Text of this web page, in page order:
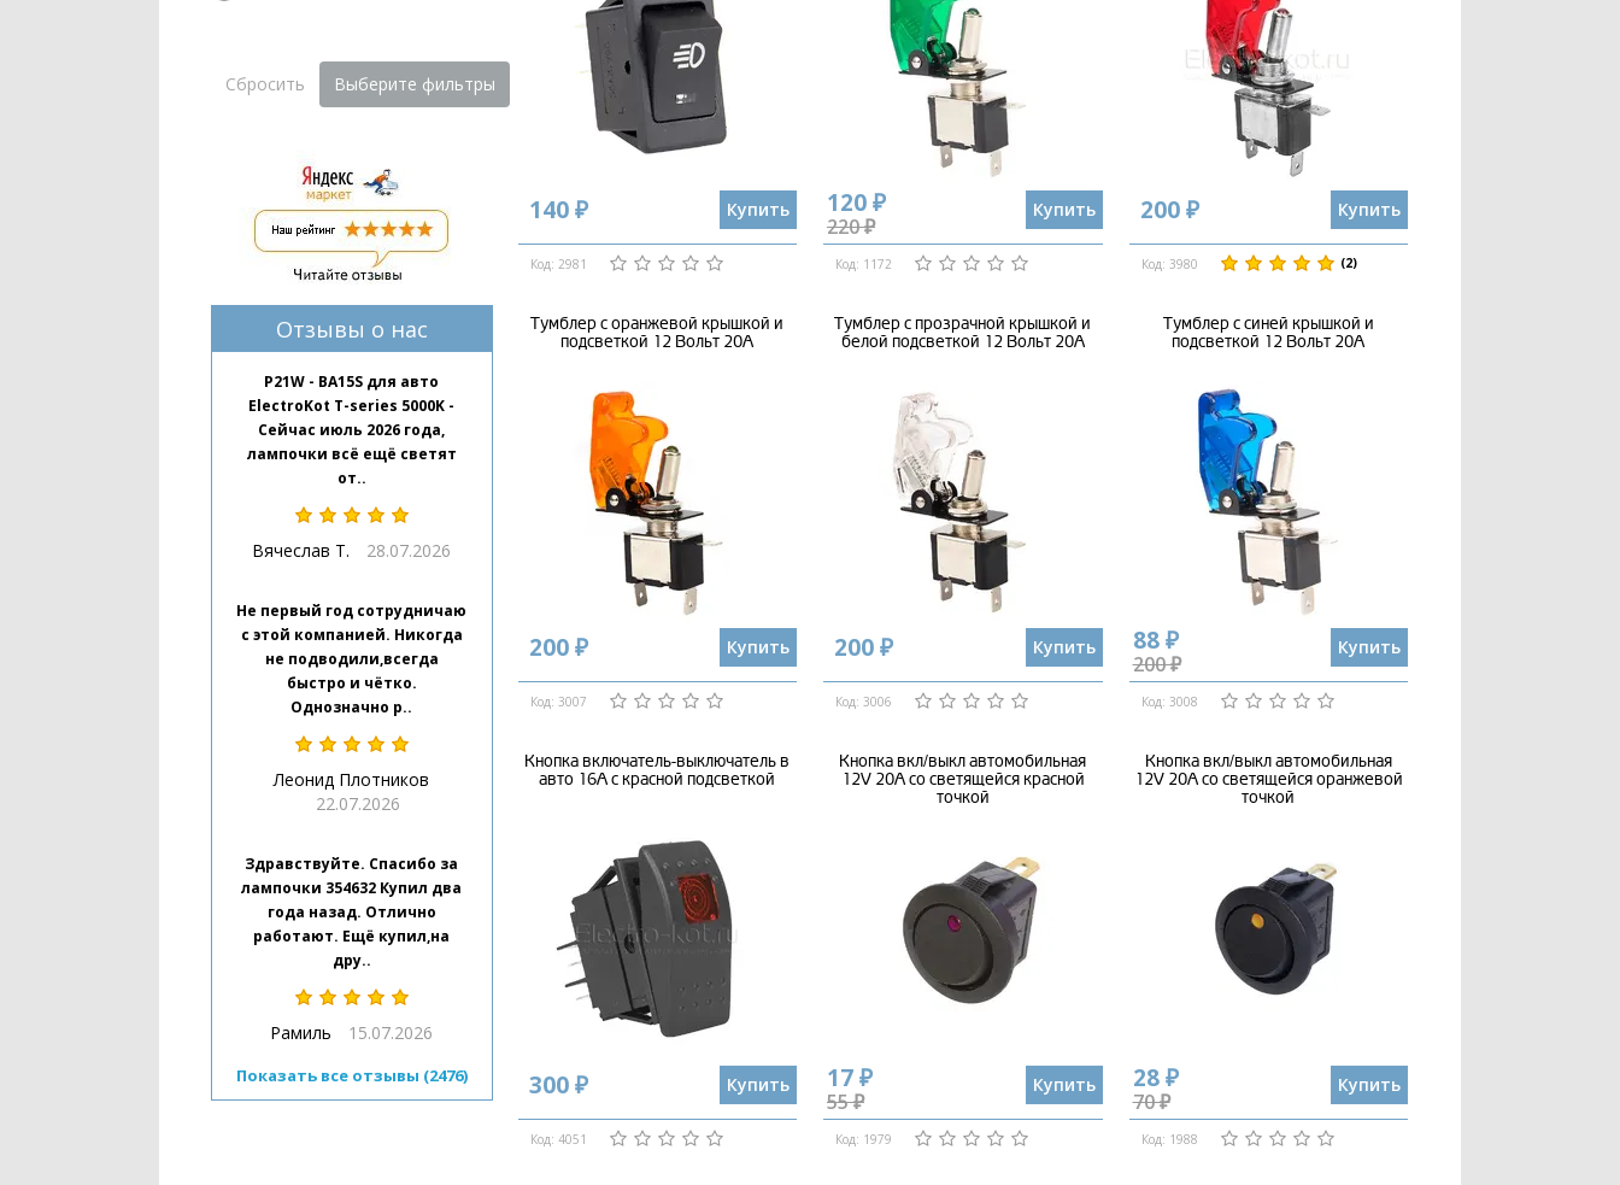
Сбросить Выберите фильтры
Отзывы о нас
P21W - BA15S для авто
ElectroKot T-series 5000K -
Сейчас июль 2026 года,
лампочки всё ещё светят
от..
Вячеслав Т. 28.07.2026
Не первый год сотрудничаю
с этой компанией. Никогда
не подводили,всегда
быстро и чётко.
Однозначно р..
Леонид Плотников
22.07.2026
Здравствуйте. Спасибо за
лампочки 354632 Купил два
года назад. Отлично
работают. Ещё купил,на
дру..
Рамиль 15.07.2026
Показать все отзывы (2476)
140 ₽ Купить
Код: 2981
120 ₽
220 ₽
Купить
Код: 1172
200 ₽ Купить
Код: 3980 (2)
Тумблер с оранжевой крышкой и
подсветкой 12 Вольт 20А
200 ₽ Купить
Код: 3007
Тумблер с прозрачной крышкой и
белой подсветкой 12 Вольт 20А
200 ₽ Купить
Код: 3006
Тумблер с синей крышкой и
подсветкой 12 Вольт 20А
88 ₽
200 ₽
Купить
Код: 3008
Кнопка включатель-выключатель в
авто 16А с красной подсветкой
300 ₽ Купить
Код: 4051
Кнопка вкл/выкл автомобильная
12V 20А со светящейся красной
точкой
17 ₽
55 ₽
Купить
Код: 1979
Кнопка вкл/выкл автомобильная
12V 20А со светящейся оранжевой
точкой
28 ₽
70 ₽
Купить
Код: 1988